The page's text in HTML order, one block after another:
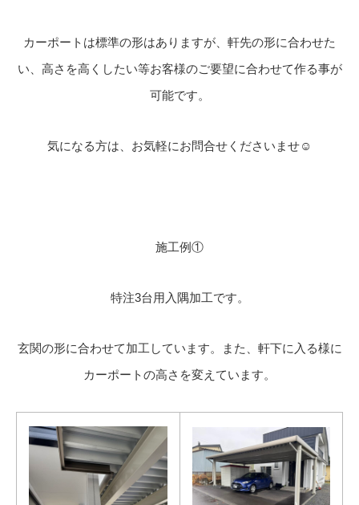
カーポートは標準の形はありますが、軒先の形に合わせた
い、高さを高くしたい等お客様のご要望に合わせて作る事が
可能です。
気になる方は、お気軽にお問合せくださいませ☺
施工例①
特注3台用入隅加工です。
玄関の形に合わせて加工しています。また、軒下に入る様に
カーポートの高さを変えています。